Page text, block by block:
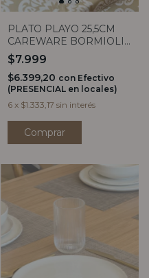
PLATO PLAYO 25,5CM
CAREWARE BORMIOLI
ROCCO
$7.999
$6.399,20 con Efectivo
(PRESENCIAL en locales)
6 x $1.333,17 sin interés